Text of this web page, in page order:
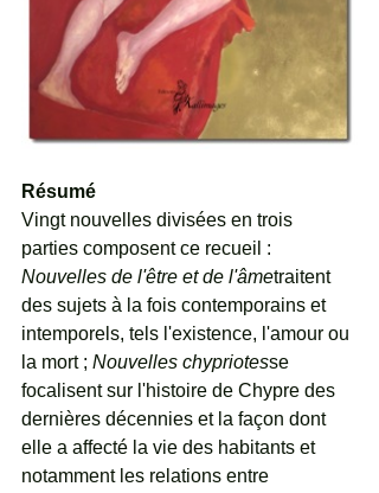
Résumé
Vingt nouvelles divisées en trois
parties composent ce recueil :
Nouvelles de l'être et de l'âmetraitent
des sujets à la fois contemporains et
intemporels, tels l'existence, l'amour ou
la mort ; Nouvelles chypriotesse
focalisent sur l'histoire de Chypre des
dernières décennies et la façon dont
elle a affecté la vie des habitants et
notamment les relations entre